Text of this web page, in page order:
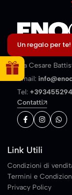
Via Cesare
Email:
Tel:
Contatti
Link Utili
Condizioni di
Termini e
Privacy Policy
Un regalo per te!